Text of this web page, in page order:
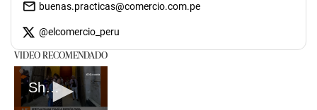
buenas.practicas@comercio.com.pe
@elcomercio_peru
VIDEO RECOMENDADO
Sheyla Rojas y su reencuentro con su hijo